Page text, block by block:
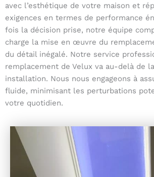
avec l’esthétique de votre maison et
exigences en termes de performance
fois la décision prise, notre équipe
charge la mise en œuvre du
du détail inégalé. Notre service
remplacement de Velux va au-delà de
installation. Nous nous engageons à
fluide, minimisant les perturbations
votre quotidien.